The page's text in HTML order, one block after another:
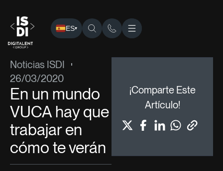
ES▾
ISDI› ›Noticias ISDI› En un mundo VUCA hay que
Noticias ISDI
26/03/2020
En un mundo
VUCA hay que
trabajar en
cómo te verán
¡Comparte Este
Artículo!